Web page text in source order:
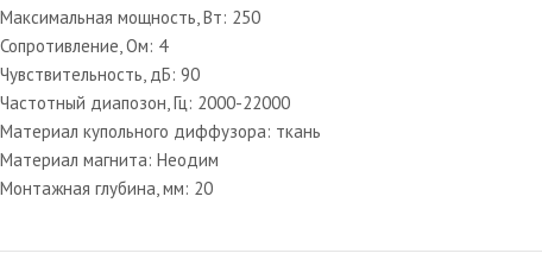
Максимальная мощность, Вт: 250
Сопротивление, Ом: 4
Чувствительность, дБ: 90
Частотный диапозон, Гц: 2000-22000
Материал купольного диффузора: ткань
Материал магнита: Неодим
Монтажная глубина, мм: 20